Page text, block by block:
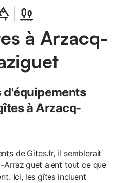
à Arzacq-
d'équipements
à Arzacq-
de Gites.fr, il semblerait
Arraziguet aient tout ce que
Ici, les gîtes incluent